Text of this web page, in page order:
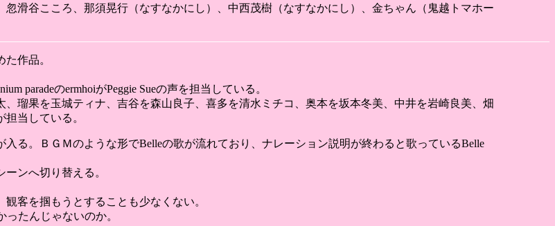
滑谷こころ、那須晃行（なすなかにし）、中西茂樹（なすなかにし）、金ちゃん（鬼越トマホー
作品。
paradeのermhoiがPeggie Sueの声を担当している。
瑠果を玉城ティナ、吉谷を森山良子、喜多を清水ミチコ、奥本を坂本冬美、中井を岩崎良美、畑
当している。
る。ＢＧＭのような形でBelleの歌が流れており、ナレーション説明が終わると歌っているBelle
ンへ切り替える。
客を掴もうとすることも少なくない。
たんじゃないのか。